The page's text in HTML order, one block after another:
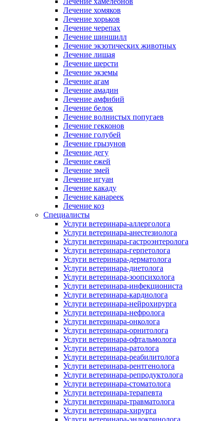
Лечение хомяков
Лечение хорьков
Лечение черепах
Лечение шиншилл
Лечение экзотических животных
Лечение лишая
Лечение шерсти
Лечение экземы
Лечение агам
Лечение амадин
Лечение амфибий
Лечение белок
Лечение волнистых попугаев
Лечение гекконов
Лечение голубей
Лечение грызунов
Лечение дегу
Лечение ежей
Лечение змей
Лечение игуан
Лечение какаду
Лечение канареек
Лечение коз
Специалисты
Услуги ветеринара-аллерголога
Услуги ветеринара-анестезиолога
Услуги ветеринара-гастроэнтеролога
Услуги ветеринара-герпетолога
Услуги ветеринара-дерматолога
Услуги ветеринара-диетолога
Услуги ветеринара-зоопсихолога
Услуги ветеринара-инфекциониста
Услуги ветеринара-кардиолога
Услуги ветеринара-нейрохирурга
Услуги ветеринара-нефролога
Услуги ветеринара-онколога
Услуги ветеринара-орнитолога
Услуги ветеринара-офтальмолога
Услуги ветеринара-ратолога
Услуги ветеринара-реабилитолога
Услуги ветеринара-рентгенолога
Услуги ветеринара-репродуктолога
Услуги ветеринара-стоматолога
Услуги ветеринара-терапевта
Услуги ветеринара-травматолога
Услуги ветеринара-хирурга
Услуги ветеринара-эндокринолога